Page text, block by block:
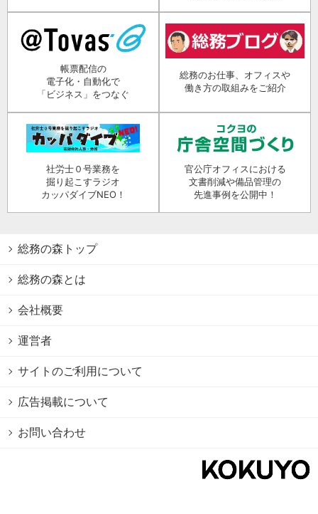
帳票配信の
電子化・自動化で
「ビジネス」をつなぐ
総務のお仕事、オフィスや
働き方の取組みをご紹介
社労士０号業務を
掘り起こすラジオ
カッパダイブNEO！
官公庁オフィスにおける
文書削減や備品管理の
先進事例を公開中！
総務の森トップ
総務の森とは
会社概要
運営者
サイトのご利用について
広告掲載について
お問い合わせ